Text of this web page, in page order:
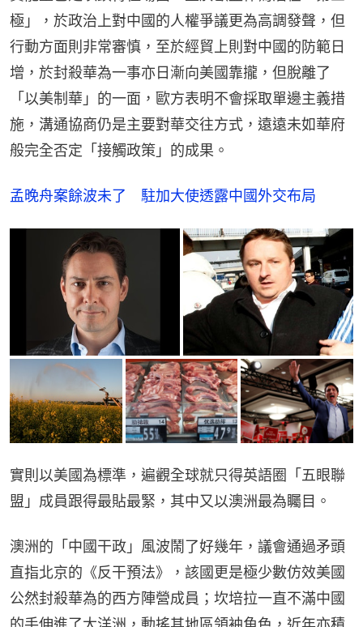
極」，於政治上對中國的人權爭議更為高調發聲，但
行動方面則非常審慎，至於經貿上則對中國的防範日
增，於封殺華為一事亦日漸向美國靠攏，但脫離了
「以美制華」的一面，歐方表明不會採取單邊主義措
施，溝通協商仍是主要對華交往方式，遠遠未如華府
般完全否定「接觸政策」的成果。
孟晚舟案餘波未了　駐加大使透露中國外交布局
實則以美國為標準，遍觀全球就只得英語圈「五眼聯
盟」成員跟得最貼最緊，其中又以澳洲最為矚目。
澳洲的「中國干政」風波鬧了好幾年，議會通過矛頭
直指北京的《反干預法》，該國更是極少數仿效美國
公然封殺華為的西方陣營成員；坎培拉一直不滿中國